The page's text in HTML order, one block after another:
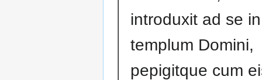
introduxit ad se in
templum Domini,
pepigitque cum